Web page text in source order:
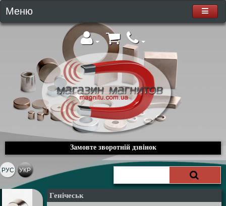
Меню
Замовте зворотній дзвінок
РУС УКР
Генічеськ